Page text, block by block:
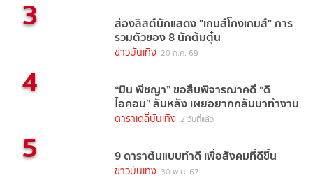
3 ส่องลิสต์นักแสดง "เกมส์โกงเกมส์" การ
รวมตัวของ 8 นักต้มตุ๋น
ข่าวบันเทิง 20 ก.ค. 69
4 “มิน พีชญา” ขอสืบพิจารณาคดี “ดิ
ไอคอน” ลับหลัง เผยอยากกลับมาทำงาน
ดาราเดลี่บันเทิง 2 วันที่แล้ว
5 9 ดาราต้นแบบทำดี เพื่อสังคมที่ดีขึ้น
ข่าวบันเทิง 30 พ.ค. 67